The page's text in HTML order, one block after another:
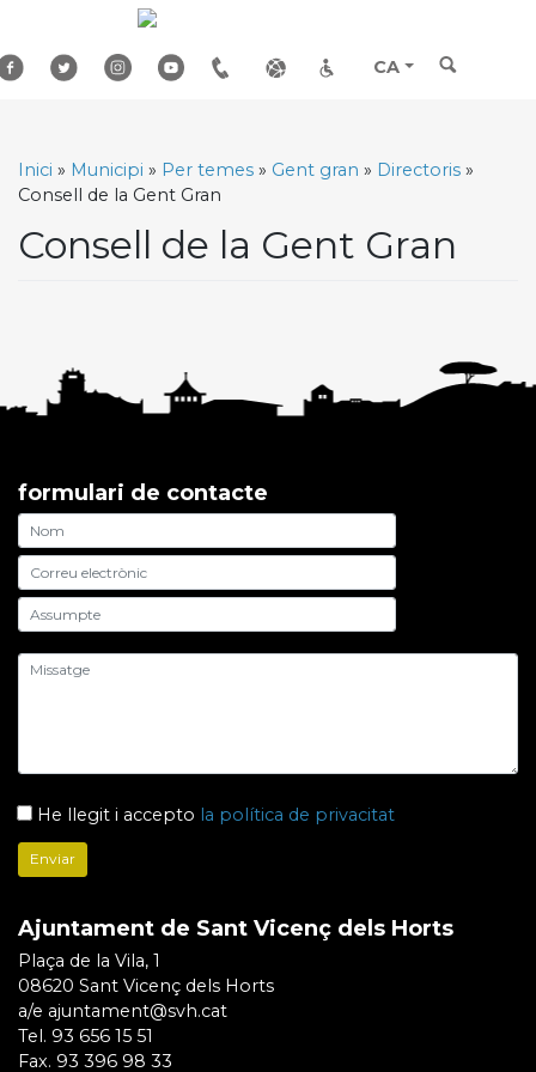
content
CA
Inici » Municipi » Per temes » Gent gran » Directoris »
Consell de la Gent Gran
Consell de la Gent Gran
formulari de contacte
He llegit i accepto la política de privacitat
Ajuntament de Sant Vicenç dels Horts
Plaça de la Vila, 1
08620 Sant Vicenç dels Horts
a/e ajuntament@svh.cat
Tel. 93 656 15 51
Fax. 93 396 98 33